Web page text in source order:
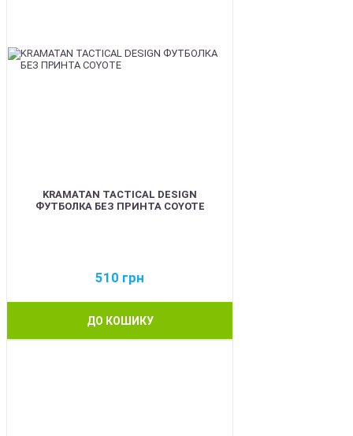
KRAMATAN TACTICAL DESIGN
ФУТБОЛКА БЕЗ ПРИНТА COYOTE
510 грн
ДО КОШИКУ